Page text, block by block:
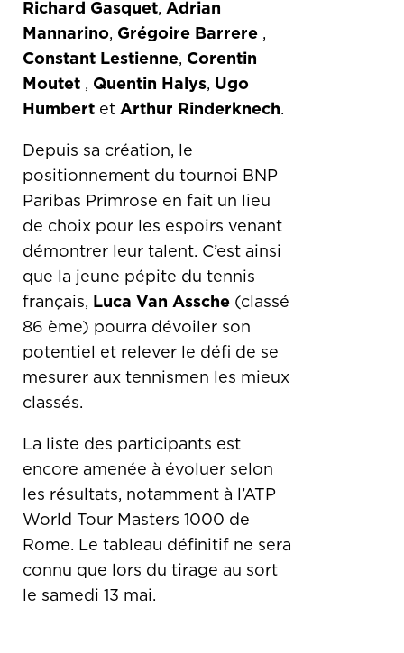
Richard Gasquet, Adrian
Mannarino, Grégoire Barrere ,
Constant Lestienne, Corentin
Moutet , Quentin Halys, Ugo
Humbert et Arthur Rinderknech.
Depuis sa création, le
positionnement du tournoi BNP
Paribas Primrose en fait un lieu
de choix pour les espoirs venant
démontrer leur talent. C’est ainsi
que la jeune pépite du tennis
français, Luca Van Assche (classé
86 ème) pourra dévoiler son
potentiel et relever le défi de se
mesurer aux tennismen les mieux
classés.
La liste des participants est
encore amenée à évoluer selon
les résultats, notamment à l’ATP
World Tour Masters 1000 de
Rome. Le tableau définitif ne sera
connu que lors du tirage au sort
le samedi 13 mai.